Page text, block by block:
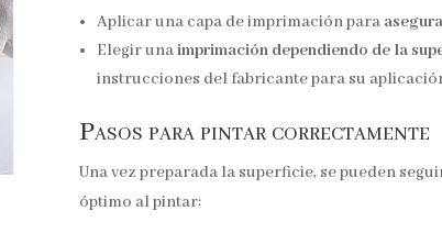
Aplicar una capa de imprimación para
Elegir unaimprimación dependiendo de la
instrucciones del fabricante para su
Pasos para pintar correctamente
Una vez preparada la superficie, se pueden
óptimo al pintar: